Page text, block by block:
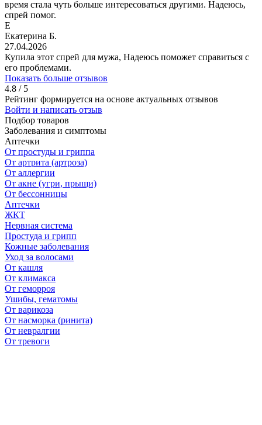
время стала чуть больше интересоваться другими. Надеюсь,
спрей помог.
Е
Екатерина Б.
27.04.2026
Купила этот спрей для мужа, Надеюсь поможет справиться с
его проблемами.
Показать больше отзывов
4.8 / 5
Рейтинг формируется на основе актуальных отзывов
Войти и написать отзыв
Подбор товаров
Заболевания и симптомы
Аптечки
От простуды и гриппа
От артрита (артроза)
От аллергии
От акне (угри, прыщи)
От бессонницы
Аптечки
ЖКТ
Нервная система
Простуда и грипп
Кожные заболевания
Уход за волосами
От кашля
От климакса
От геморроя
Ушибы, гематомы
От варикоза
От насморка (ринита)
От невралгии
От тревоги